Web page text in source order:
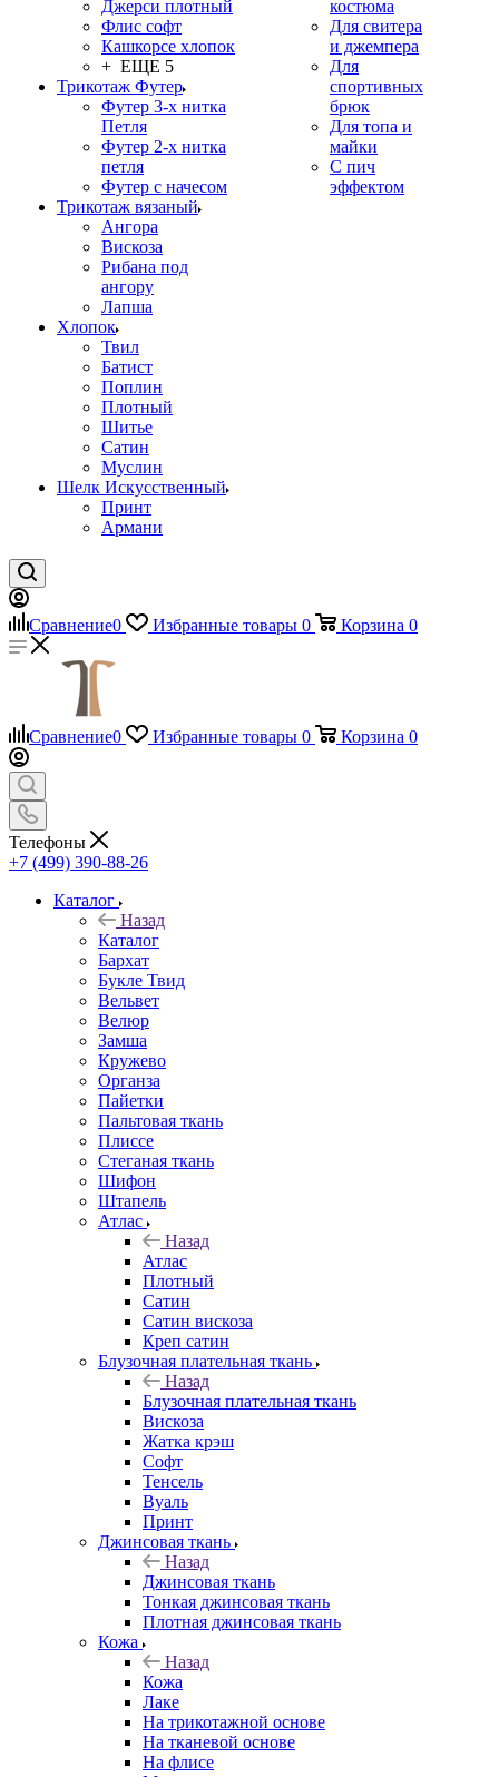
Джерси плотный
Флис софт
Кашкорсе хлопок
+ ЕЩЕ 5
Трикотаж Футер
Футер 3-х нитка
Петля
Футер 2-х нитка
петля
Футер с начесом
Трикотаж вязаный
Ангора
Вискоза
Рибана под
ангору
Лапша
Хлопок
Твил
Батист
Поплин
Плотный
Шитье
Сатин
Муслин
Шелк Искусственный
Принт
Армани
костюма
Для свитера
и джемпера
Для
спортивных
брюк
Для топа и
майки
С пич
эффектом
Сравнение0 Избранные товары 0 Корзина 0
Сравнение0 Избранные товары 0 Корзина 0
Телефоны
+7 (499) 390-88-26
Каталог
Назад
Каталог
Бархат
Букле Твид
Вельвет
Велюр
Замша
Кружево
Органза
Пайетки
Пальтовая ткань
Плиссе
Стеганая ткань
Шифон
Штапель
Атлас
Назад
Атлас
Плотный
Сатин
Сатин вискоза
Креп сатин
Блузочная плательная ткань
Назад
Блузочная плательная ткань
Вискоза
Жатка крэш
Софт
Тенсель
Вуаль
Принт
Джинсовая ткань
Назад
Джинсовая ткань
Тонкая джинсовая ткань
Плотная джинсовая ткань
Кожа
Назад
Кожа
Лаке
На трикотажной основе
На тканевой основе
На флисе